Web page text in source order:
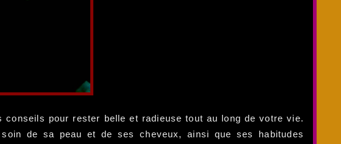
pour rester belle et radieuse tout au long de votre vie.
de sa peau et de ses cheveux, ainsi que ses habitudes